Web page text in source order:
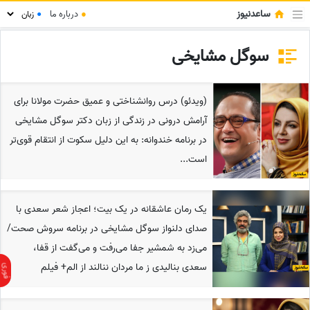
ساعدنیوز ● درباره ما ●
سوگل مشایخی
(ویدئو) درس روانشناختی و عمیق حضرت مولانا برای
آرامش درونی در زندگی از زبان دکتر سوگل مشایخی
در برنامه خندوانه: به این دلیل سکوت از انتقام قوی‌تر
است...
یک رمان عاشقانه در یک بیت؛ اعجاز شعر سعدی با
صدای دلنواز سوگل مشایخی در برنامه سروش صحت/
می‌زد به شمشیر جفا می‌رفت و می‌گفت از قفا،
سعدی بنالیدی ز ما مردان ننالند از الم+ فیلم